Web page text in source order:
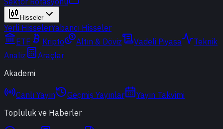
Hisseler
Yerli HisselerYabancı Hisseler
ETF
Kripto Altın & Döviz Vadeli Piyasa
Teknik
Analiz
Araçlar
Akademi
Canlı Yayın Geçmiş Yayınlar
Yayın Takvimi
Topluluk ve Haberler